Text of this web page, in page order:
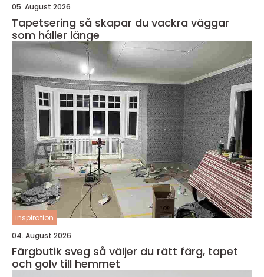
05. August 2026
Tapetsering så skapar du vackra väggar
som håller länge
inspiration
04. August 2026
Färgbutik sveg så väljer du rätt färg, tapet
och golv till hemmet